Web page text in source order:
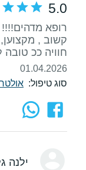
5.0
חוויה ככ
01.04.2026
סוג טיפול:
ילנה